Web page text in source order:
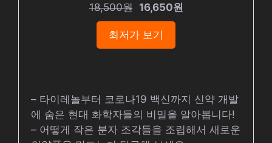
18,500원 16,650원
최저가 보기
– 타이레놀부터 코로나19 백신까지 신약 개발
에 숨은 현대 화학자들의 비밀을 알아봅니다!
– 어떻게 작은 분자 조각들을 조립해서 새로운